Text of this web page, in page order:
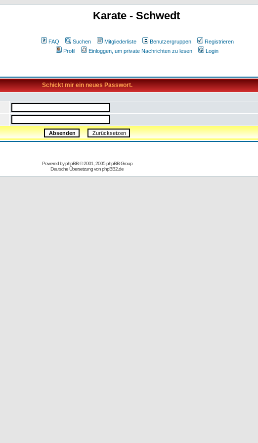
Karate - Schwedt
FAQ Suchen Mitgliederliste Benutzergruppen
Registrieren
Profil
Einloggen, um private Nachrichten zu lesen Login
Schickt mir ein neues Passwort.
Powered byphpBB© 2001, 2005 phpBB Group
Deutsche Übersetzung vonphpBB2.de